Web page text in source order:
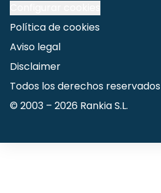
Política de cookies
Aviso legal
Disclaimer
Todos los derechos reservados
© 2003 – 2026 Rankia S.L.